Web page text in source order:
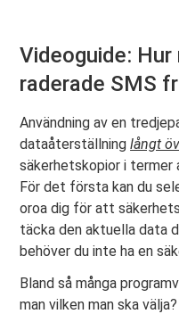
Videoguide:
raderade SMS
Användning av en
dataåterställninglångt
säkerhetskopior i termer
För det första kan du
oroa dig för att
täcka den aktuella data
behöver du inte ha en
Bland så många
man vilken man ska